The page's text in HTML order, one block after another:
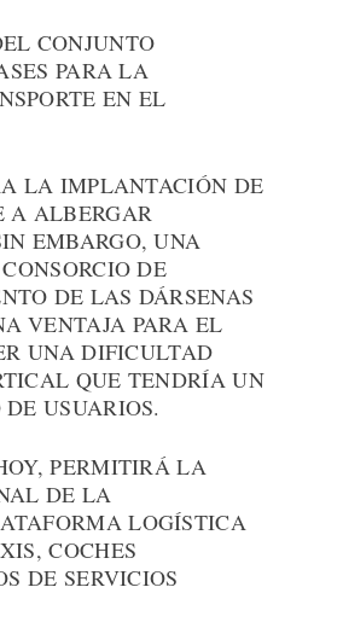
CONJUNTO
PARA LA
EN EL
LA IMPLANTACIÓN DE
A ALBERGAR
EMBARGO, UNA
DE
DE LAS DÁRSENAS
VENTAJA PARA EL
UNA DIFICULTAD
QUE TENDRÍA UN
USUARIOS.
PERMITIRÁ LA
DE LA
LOGÍSTICA
COCHES
DE SERVICIOS